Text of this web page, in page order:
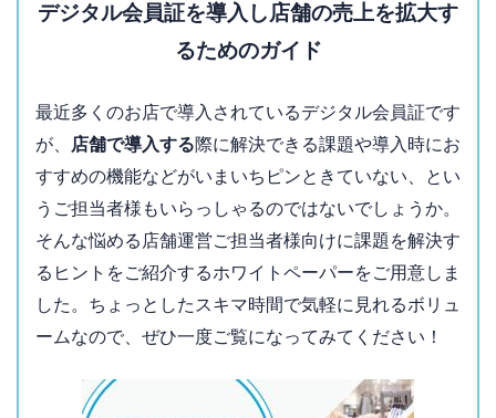
デジタル会員証を導入し店舗の売上を拡大す
るためのガイド
最近多くのお店で導入されているデジタル会員証です
が、
店舗で導入する際に解決できる課題や導入時にお
すすめの機能などがいまいちピンときていない、とい
うご担当者様もいらっしゃるのではないでしょうか。
そんな悩める店舗運営ご担当者様向けに課題を解決す
るヒントをご紹介するホワイトペーパーをご用意しま
した。ちょっとしたスキマ時間で気軽に見れるボリュ
ームなので、ぜひ一度ご覧になってみてください！